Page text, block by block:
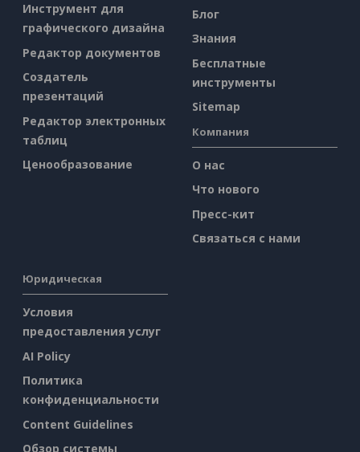
Инструмент для
графического дизайна
Редактор документов
Создатель
презентаций
Редактор электронных
таблиц
Ценообразование
Блог
Знания
Бесплатные
инструменты
Sitemap
Компания
О нас
Что нового
Пресс-кит
Связаться с нами
Юридическая
Условия
предоставления услуг
AI Policy
Политика
конфиденциальности
Content Guidelines
Обзор системы